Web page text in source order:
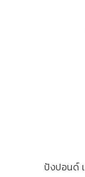
ปังปอนด์